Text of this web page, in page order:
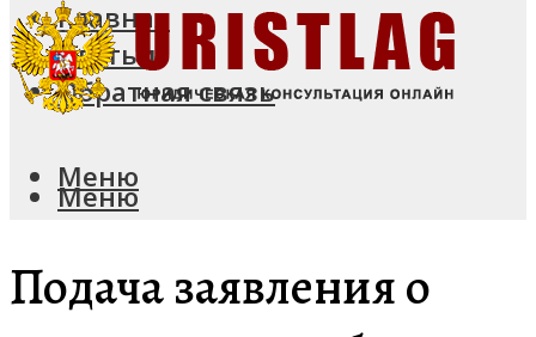
Главная
Статьи
Обратная связь
Меню
Меню
Подача заявления о